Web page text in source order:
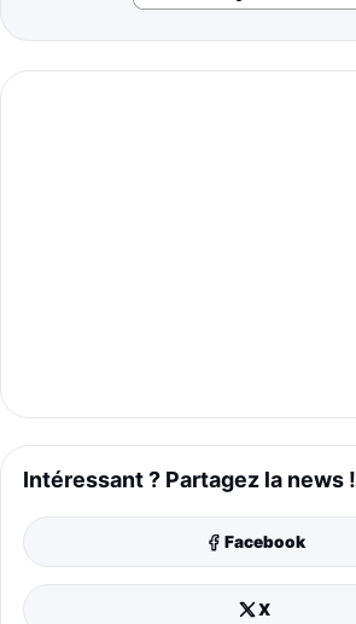
Intéressant ? Partagez la news !
Facebook
X